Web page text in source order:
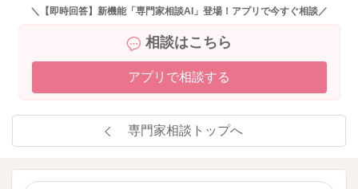
＼【即時回答】新機能「専門家相談AI」登場！アプリで今すぐ相談／
相談はこちら
アプリで相談する
専門家相談トップへ